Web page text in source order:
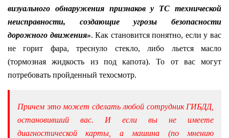
визуального обнаружения признаков у ТС технической
неисправности, создающие угрозы безопасности
дорожного движения». Как становится понятно, если у вас
не горит фара, треснуло стекло, либо льется масло
(тормозная жидкость из под капота). То от вас могут
потребовать пройденный техосмотр.
Причем это может сделать любой сотрудник ГИБДД,
остановивший вас. И если вы не имеете
диагностической карты, а машина (по мнению